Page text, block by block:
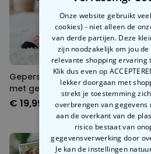
Gepersonaliseerde sokken
met gezicht en
verschillende designs
€ 19,99 €
Onze website gebruikt
cookies) - niet alleen de
van derde partijen. Deze
zijn noodzakelijk om jou
relevante shopping ervaring
Klik dus even op
lekker doorgaan met
strekt je toestemming
overbrengen van
aan de overkant van de
risico bestaat van
gegevensverwerking door
Je kan de instellingen